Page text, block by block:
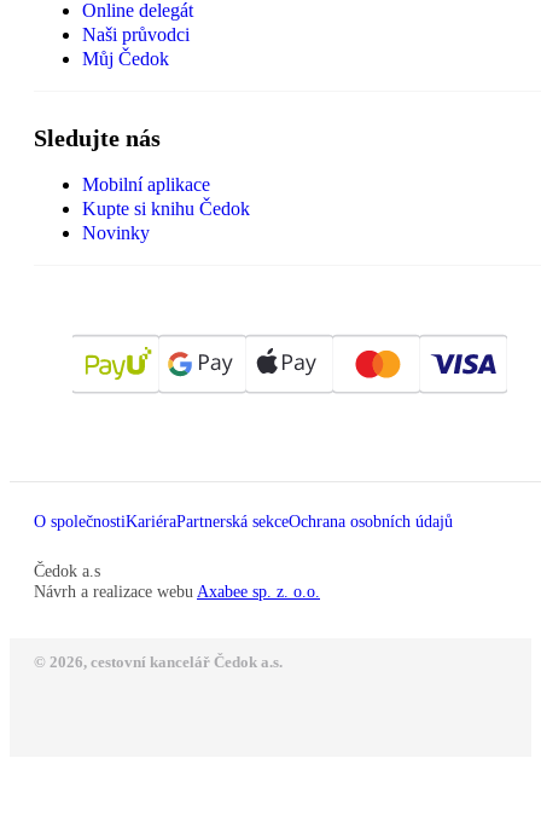
Online delegát
Naši průvodci
Můj Čedok
Sledujte nás
Mobilní aplikace
Kupte si knihu Čedok
Novinky
O společnostiKariéraPartnerská sekceOchrana osobních údajů
Čedok a.s
Návrh a realizace webu Axabee sp. z. o.o.
© 2026, cestovní kancelář Čedok a.s.